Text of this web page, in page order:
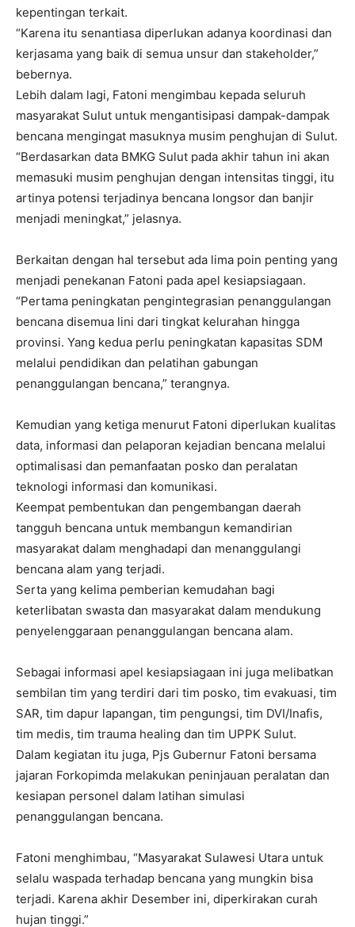
kepentingan terkait.
“Karena itu senantiasa diperlukan adanya koordinasi dan
kerjasama yang baik di semua unsur dan stakeholder,”
bebernya.
Lebih dalam lagi, Fatoni mengimbau kepada seluruh
masyarakat Sulut untuk mengantisipasi dampak-dampak
bencana mengingat masuknya musim penghujan di Sulut.
“Berdasarkan data BMKG Sulut pada akhir tahun ini akan
memasuki musim penghujan dengan intensitas tinggi, itu
artinya potensi terjadinya bencana longsor dan banjir
menjadi meningkat,” jelasnya.
Berkaitan dengan hal tersebut ada lima poin penting yang
menjadi penekanan Fatoni pada apel kesiapsiagaan.
“Pertama peningkatan pengintegrasian penanggulangan
bencana disemua lini dari tingkat kelurahan hingga
provinsi. Yang kedua perlu peningkatan kapasitas SDM
melalui pendidikan dan pelatihan gabungan
penanggulangan bencana,” terangnya.
Kemudian yang ketiga menurut Fatoni diperlukan kualitas
data, informasi dan pelaporan kejadian bencana melalui
optimalisasi dan pemanfaatan posko dan peralatan
teknologi informasi dan komunikasi.
Keempat pembentukan dan pengembangan daerah
tangguh bencana untuk membangun kemandirian
masyarakat dalam menghadapi dan menanggulangi
bencana alam yang terjadi.
Serta yang kelima pemberian kemudahan bagi
keterlibatan swasta dan masyarakat dalam mendukung
penyelenggaraan penanggulangan bencana alam.
Sebagai informasi apel kesiapsiagaan ini juga melibatkan
sembilan tim yang terdiri dari tim posko, tim evakuasi, tim
SAR, tim dapur lapangan, tim pengungsi, tim DVI/Inafis,
tim medis, tim trauma healing dan tim UPPK Sulut.
Dalam kegiatan itu juga, Pjs Gubernur Fatoni bersama
jajaran Forkopimda melakukan peninjauan peralatan dan
kesiapan personel dalam latihan simulasi
penanggulangan bencana.
Fatoni menghimbau, “Masyarakat Sulawesi Utara untuk
selalu waspada terhadap bencana yang mungkin bisa
terjadi. Karena akhir Desember ini, diperkirakan curah
hujan tinggi.”